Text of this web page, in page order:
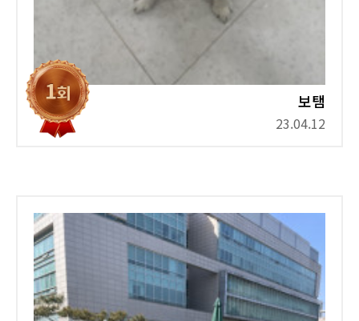
보탬
23.04.12